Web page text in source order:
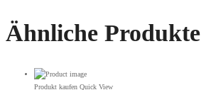
Ähnliche Produkte
Produkt kaufen Quick View